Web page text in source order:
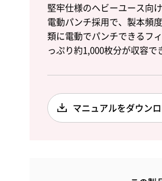
ゲーム周辺機器 ファイル
アートマテリアル サプラ
Leitz
堅牢仕様のヘビーユース向け
電動パンチ採用で、製本頻
類に電動でパンチできるフ
っぷり約1,000枚分が収容で
マニュアルをダウン